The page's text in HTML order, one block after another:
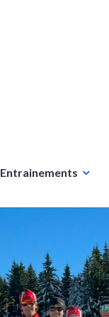
Entrainements